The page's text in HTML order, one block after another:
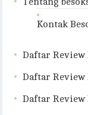
Kontak
Daftar Review
Daftar Review
Daftar Review